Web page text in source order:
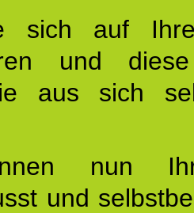
sich auf
und
aus sich
nun
und